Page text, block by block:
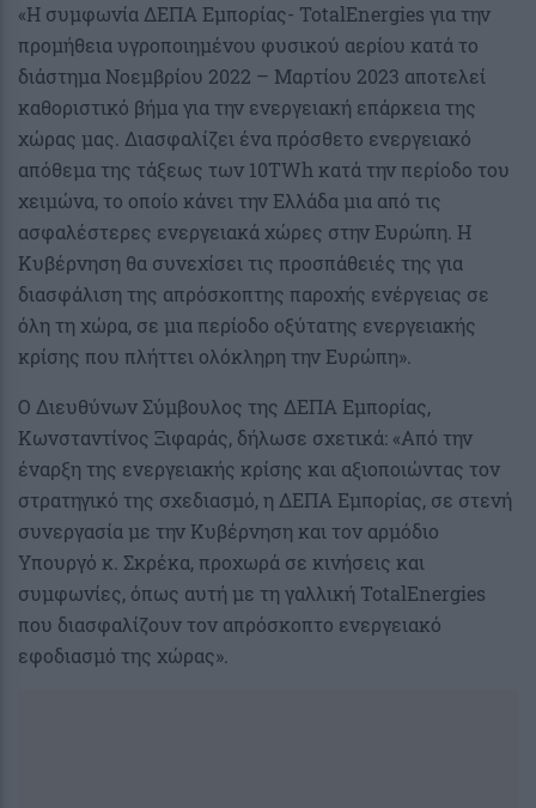
«Η συμφωνία ΔΕΠΑ Εμπορίας- TotalEnergies για την
προμήθεια υγροποιημένου φυσικού αερίου κατά το
διάστημα Νοεμβρίου 2022 – Μαρτίου 2023 αποτελεί
καθοριστικό βήμα για την ενεργειακή επάρκεια της
χώρας μας. Διασφαλίζει ένα πρόσθετο ενεργειακό
απόθεμα της τάξεως των 10TWh κατά την περίοδο του
χειμώνα, το οποίο κάνει την Ελλάδα μια από τις
ασφαλέστερες ενεργειακά χώρες στην Ευρώπη. Η
Κυβέρνηση θα συνεχίσει τις προσπάθειές της για
διασφάλιση της απρόσκοπτης παροχής ενέργειας σε
όλη τη χώρα, σε μια περίοδο οξύτατης ενεργειακής
κρίσης που πλήττει ολόκληρη την Ευρώπη».
Ο Διευθύνων Σύμβουλος της ΔΕΠΑ Εμπορίας,
Κωνσταντίνος Ξιφαράς, δήλωσε σχετικά: «Από την
έναρξη της ενεργειακής κρίσης και αξιοποιώντας τον
στρατηγικό της σχεδιασμό, η ΔΕΠΑ Εμπορίας, σε στενή
συνεργασία με την Kυβέρνηση και τον αρμόδιο
Υπουργό κ. Σκρέκα, προχωρά σε κινήσεις και
συμφωνίες, όπως αυτή με τη γαλλική TotalEnergies
που διασφαλίζουν τον απρόσκοπτο ενεργειακό
εφοδιασμό της χώρας».